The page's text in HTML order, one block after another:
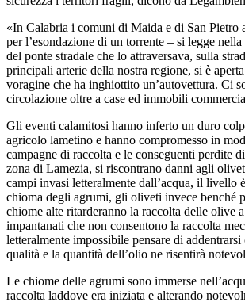
«In Calabria i comuni di Maida e di San Pietro
per l’esondazione di un torrente – si legge
del ponte stradale che lo attraversava, sulla
principali arterie della nostra regione, si è
voragine che ha inghiottito un’autovettura. Ci
circolazione oltre a case ed immobili
Gli eventi calamitosi hanno inferto un duro
agricolo lametino e hanno compromesso in
campagne di raccolta e le conseguenti perdite
zona di Lamezia, si riscontrano danni agli
campi invasi letteralmente dall’acqua, il livello
chioma degli agrumi, gli oliveti invece benché
chiome alte ritarderanno la raccolta delle olive
impantanati che non consentono la raccolta
letteralmente impossibile pensare di
qualità e la quantità dell’olio ne risentirà
Le chiome delle agrumi sono immerse
raccolta laddove era iniziata e alterando